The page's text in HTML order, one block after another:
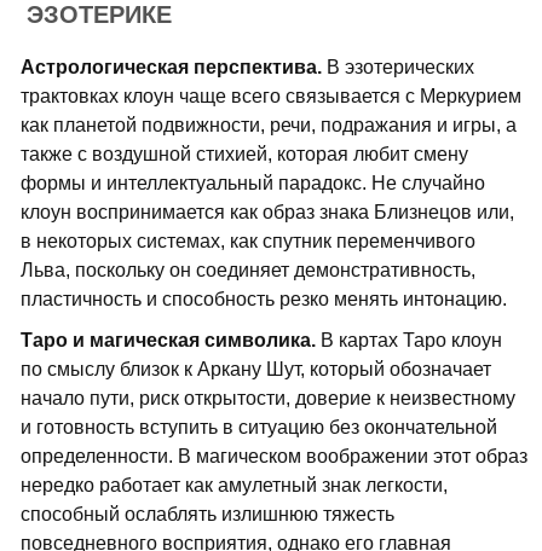
ЭЗОТЕРИКЕ
Астрологическая перспектива. В эзотерических
трактовках клоун чаще всего связывается с Меркурием
как планетой подвижности, речи, подражания и игры, а
также с воздушной стихией, которая любит смену
формы и интеллектуальный парадокс. Не случайно
клоун воспринимается как образ знака Близнецов или,
в некоторых системах, как спутник переменчивого
Льва, поскольку он соединяет демонстративность,
пластичность и способность резко менять интонацию.
Таро и магическая символика. В картах Таро клоун
по смыслу близок к Аркану Шут, который обозначает
начало пути, риск открытости, доверие к неизвестному
и готовность вступить в ситуацию без окончательной
определенности. В магическом воображении этот образ
нередко работает как амулетный знак легкости,
способный ослаблять излишнюю тяжесть
повседневного восприятия, однако его главная